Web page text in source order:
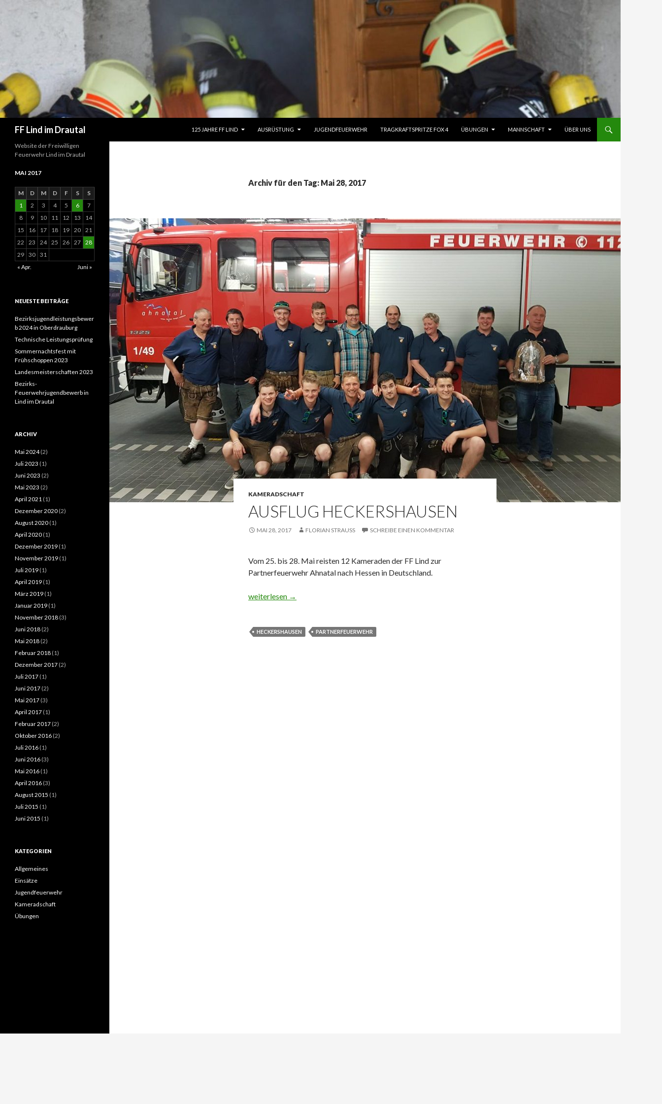
FF Lind im Drautal
125 JAHRE FF LIND
AUSRÜSTUNG JUGENDFEUERWEHR TRAGKRAFTSPRITZE FOX 4 ÜBUNGEN MANNSCHAFT ÜBER UNS
Archiv für den Tag: Mai 28, 2017
KAMERADSCHAFT
AUSFLUG HECKERSHAUSEN
MAI 28, 2017 FLORIAN STRAUSS SCHREIBE EINEN KOMMENTAR
Vom 25. bis 28. Mai reisten 12 Kameraden der FF Lind zur
Partnerfeuerwehr Ahnatal nach Hessen in Deutschland.
Ausflug Heckershausen
weiterlesen →
HECKERSHAUSEN PARTNERFEUERWEHR
Website der Freiwilligen
Feuerwehr Lind im Drautal
MAI 2017
M D M D F S
S
1
2 3 4 5 6
7
8
9 10 11 12 13
14
15
16 17 18 19 20 21
22
23 24 25 26 27 28
29 30 31
« Apr.
Juni »
NEUESTE BEITRÄGE
Bezirksjugendleistungsbewer
b 2024 in Oberdrauburg
Technische Leistungsprüfung
Sommernachtsfest mit
Frühschoppen 2023
Landesmeisterschaften 2023
Bezirks-
Feuerwehrjugendbewerb in
Lind im Drautal
ARCHIV
Mai 2024(2)
Juli 2023 (1)
Juni 2023 (2)
Mai 2023 (2)
April 2021 (1)
Dezember 2020 (2)
August 2020 (1)
April 2020 (1)
Dezember 2019 (1)
November 2019 (1)
Juli 2019 (1)
April 2019 (1)
März 2019 (1)
Januar 2019 (1)
November 2018 (3)
Juni 2018 (2)
Mai 2018 (2)
Februar 2018 (1)
Dezember 2017 (2)
Juli 2017 (1)
Juni 2017 (2)
Mai 2017 (3)
April 2017 (1)
Februar 2017 (2)
Oktober 2016 (2)
Juli 2016 (1)
Juni 2016 (3)
Mai 2016 (1)
April 2016 (3)
August 2015 (1)
Juli 2015 (1)
Juni 2015 (1)
KATEGORIEN
Allgemeines
Einsätze
Jugendfeuerwehr
Kameradschaft
Übungen